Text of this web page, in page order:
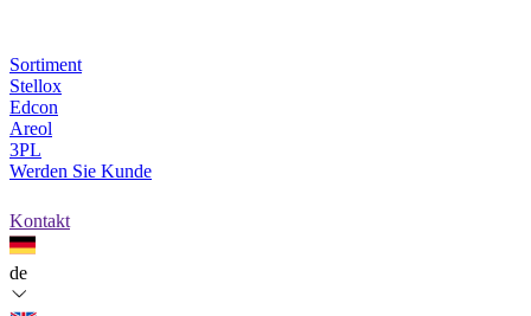
Sortiment
Stellox
Edcon
Areol
3PL
Werden Sie Kunde
Kontakt
de